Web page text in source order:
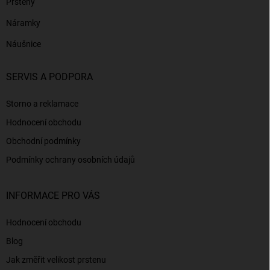
Prsteny
Náramky
Náušnice
SERVIS A PODPORA
Storno a reklamace
Hodnocení obchodu
Obchodní podmínky
Podmínky ochrany osobních údajů
INFORMACE PRO VÁS
Hodnocení obchodu
Blog
Jak změřit velikost prstenu